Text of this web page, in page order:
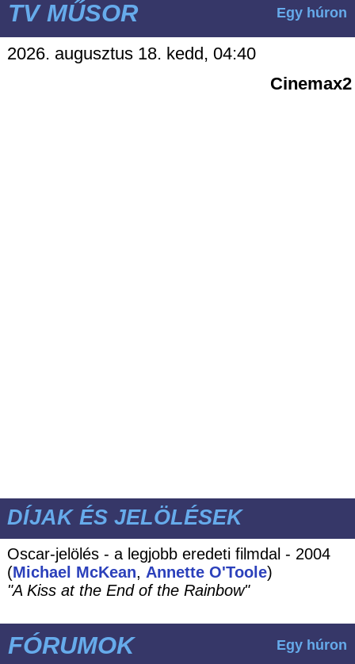
TV MŰSOR Egy húron
2026. augusztus 18. kedd, 04:40
Cinemax2
DÍJAK ÉS JELÖLÉSEK
Oscar-jelölés - a legjobb eredeti filmdal - 2004
(Michael McKean, Annette O'Toole)
"A Kiss at the End of the Rainbow"
FÓRUMOK Egy húron